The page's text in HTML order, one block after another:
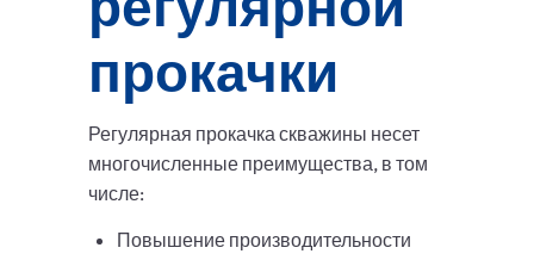
прокачки
Регулярная прокачка скважины несет
многочисленные преимущества, в том
числе:
Повышение производительности